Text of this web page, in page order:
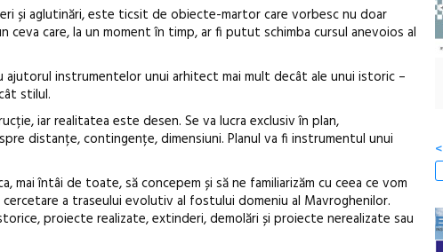
și aglutinări, este ticsit de obiecte-martor care vorbesc nu doar
care, la un moment în timp, ar fi putut schimba cursul anevoios al
instrumentelor unui arhitect mai mult decât ale unui istoric –
stilul.
iar realitatea este desen. Se va lucra exclusiv în plan,
distanțe, contingențe, dimensiuni. Planul va fi instrumentul unui
mai întâi de toate, să concepem și să ne familiarizăm cu ceea ce vom
a traseului evolutiv al fostului domeniu al Mavroghenilor.
proiecte realizate, extinderi, demolări și proiecte nerealizate sau
În curând: POELANDA – parc
<